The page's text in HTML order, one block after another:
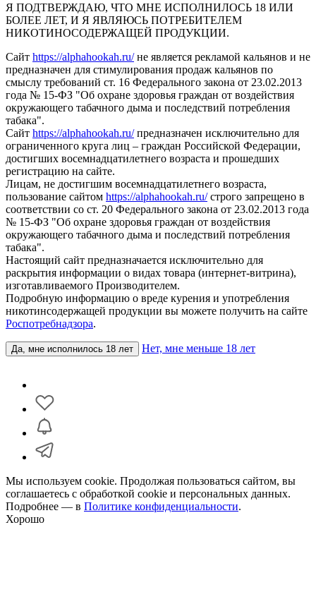
Я ПОДТВЕРЖДАЮ, ЧТО МНЕ ИСПОЛНИЛОСЬ 18 ИЛИ
БОЛЕЕ ЛЕТ, И Я ЯВЛЯЮСЬ ПОТРЕБИТЕЛЕМ
НИКОТИНОСОДЕРЖАЩЕЙ ПРОДУКЦИИ.
Сайт https://alphahookah.ru/не является рекламой кальянов и не
предназначен для стимулирования продаж кальянов по
смыслу требований ст. 16 Федерального закона от 23.02.2013
года № 15-ФЗ "Об охране здоровья граждан от воздействия
окружающего табачного дыма и последствий потребления
табака".
Сайт https://alphahookah.ru/предназначен исключительно для
ограниченного круга лиц – граждан Российской Федерации,
достигших восемнадцатилетнего возраста и прошедших
регистрацию на сайте.
Лицам, не достигшим восемнадцатилетнего возраста,
пользование сайтом https://alphahookah.ru/строго запрещено в
соответствии со ст. 20 Федерального закона от 23.02.2013 года
№ 15-ФЗ "Об охране здоровья граждан от воздействия
окружающего табачного дыма и последствий потребления
табака".
Настоящий сайт предназначается исключительно для
раскрытия информации о видах товара (интернет-витрина),
изготавливаемого Производителем.
Подробную информацию о вреде курения и употребления
никотинсодержащей продукции вы можете получить на сайте
Роспотребнадзора.
Да, мне исполнилось 18 лет Нет, мне меньше 18 лет
Мы используем cookie. Продолжая пользоваться сайтом, вы
соглашаетесь с обработкой cookie и персональных данных.
Подробнее — в Политике конфиденциальности.
Хорошо